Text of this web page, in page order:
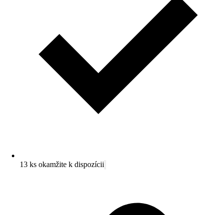
13 ks okamžite k dispozícii